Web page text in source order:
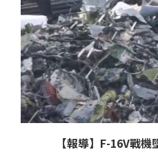
【報導】F-16V戰